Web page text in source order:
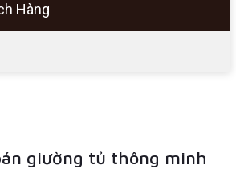
Hàng
giường tủ thông minh